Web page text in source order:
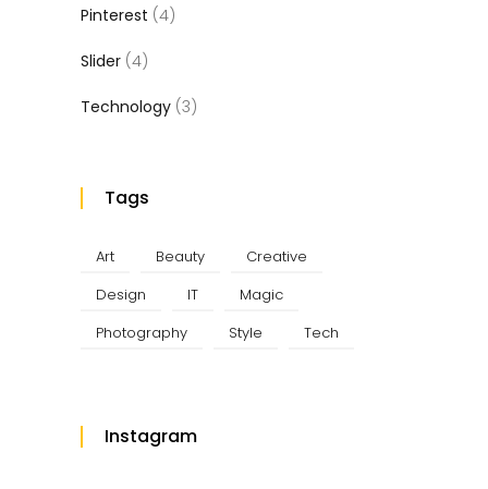
Pinterest (4)
Slider (4)
Technology (3)
Tags
Art Beauty
Creative
Design
IT
Magic
Photography
Style Tech
Instagram